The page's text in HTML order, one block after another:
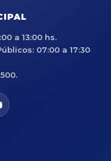
a 13:00 hs.
07:00 a 17:30